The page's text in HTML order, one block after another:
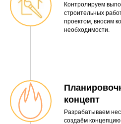
Контролируем
строительных
проектом, вносим
необходимости.
концепт
Разрабатываем
создаём концепцию